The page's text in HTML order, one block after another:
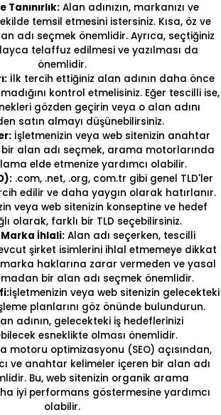
Alan adınızın, markanızı ve
temsil etmesini istersiniz. Kısa, öz ve
adı seçmek önemlidir. Ayrıca, seçtiğiniz
telaffuz edilmesi ve yazılması da
önemlidir.
İlk tercih ettiğiniz alan adının daha önce
kontrol etmelisiniz. Eğer tescilli ise,
gözden geçirin veya o alan adını
satın almayı düşünebilirsiniz.
İşletmenizin veya web sitenizin anahtar
alan adı seçmek, arama motorlarında
elde etmenize yardımcı olabilir.
.com, .net, .org, com.tr gibi genel TLD'ler
edilir ve daha yaygın olarak hatırlanır.
veya web sitenizin konseptine ve hedef
olarak, farklı bir TLD seçebilirsiniz.
Marka İhlali:Alan adı seçerken, tescilli
şirket isimlerini ihlal etmemeye dikkat
marka haklarına zarar vermeden ve yasal
bir alan adı seçmek önemlidir.
İşletmenizin veya web sitenizin gelecekteki
planlarını göz önünde bulundurun.
adının, gelecekteki iş hedeflerinizi
esneklikte olması önemlidir.
motoru optimizasyonu (SEO) açısından,
ve anahtar kelimeler içeren bir alan adı
Bu, web sitenizin organik arama
iyi performans göstermesine yardımcı
olabilir.